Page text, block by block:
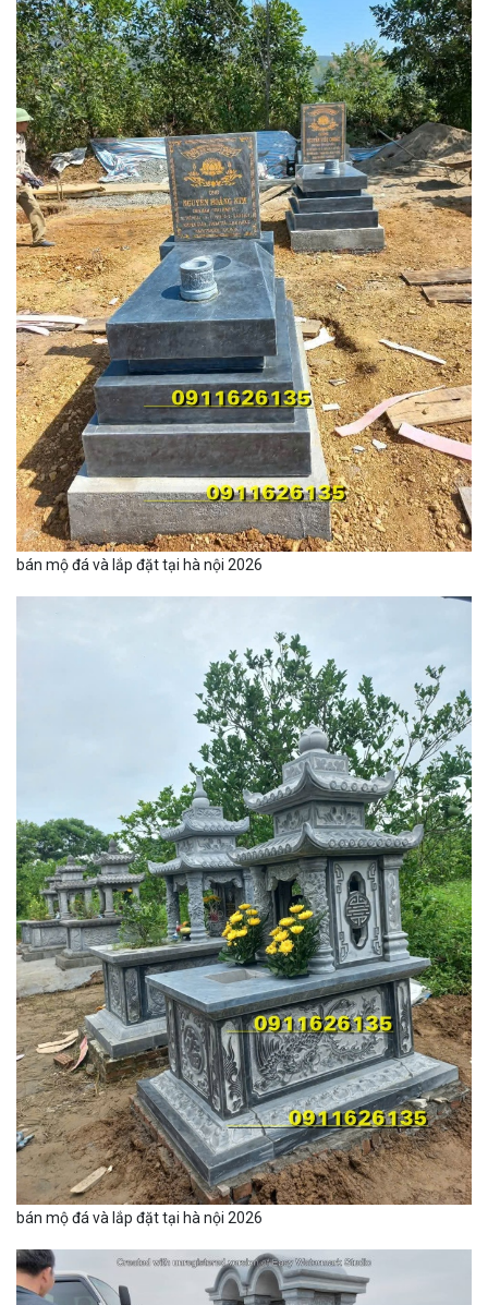
bán mộ đá và lắp đặt tại hà nội 2026
bán mộ đá và lắp đặt tại hà nội 2026